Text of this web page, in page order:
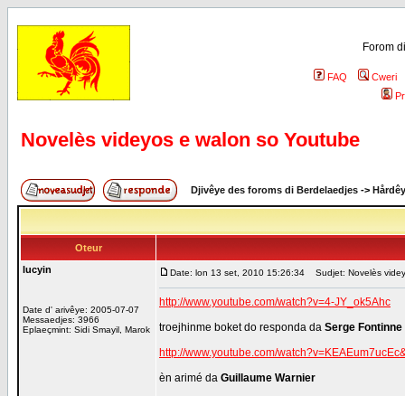
Forom
FAQ
Cweri
Novelès videyos e walon so Youtube
Djivêye des foroms di Berdelaedjes ->
Oteur
lucyin
Date d' arivêye: 2005-07-07
Messaedjes: 3966
Eplaeçmint: Sidi Smayil, Marok
Date: lon 13 set, 2010 15:26:34 Sudjet: Novelès
http://www.youtube.com/watch?v=4-JY_ok5Ahc
troejhinme boket do responda da Serge Fontinne
http://www.youtube.com/
èn arimé da Guillaume Warnier